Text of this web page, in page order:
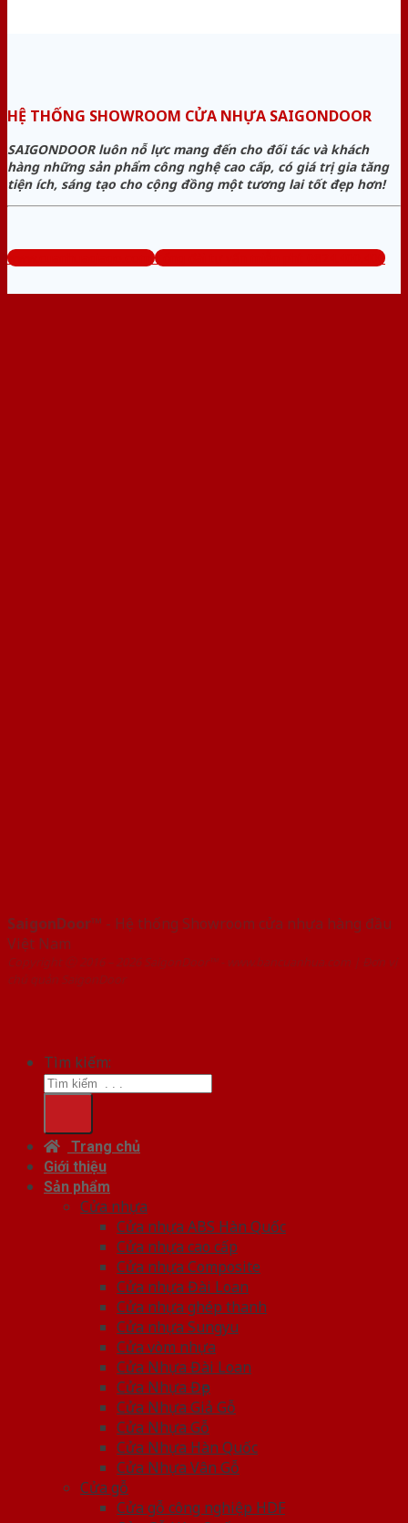
HỆ THỐNG SHOWROOM CỬA NHỰA SAIGONDOOR
SAIGONDOOR luôn nỗ lực mang đến cho đối tác và khách
hàng những sản phẩm công nghệ cao cấp, có giá trị gia tăng
tiện ích, sáng tạo cho cộng đồng một tương lai tốt đẹp hơn!
www.cuanhuagiago.com Tổng đài tư vấn miễn phí: 0824.400.400
SaigonDoor™ - Hệ thống Showroom cửa nhựa hàng đầu
Việt Nam
Copyright ⓒ 2016 – 2026 SaigonDoor™ - www.bancuanhua.com | Đơn vị
chủ quản SaigonDoor
Tìm kiếm:
Trang chủ
Giới thiệu
Sản phẩm
Cửa nhựa
Cửa nhựa ABS Hàn Quốc
Cửa nhựa cao cấp
Cửa nhựa Composite
Cửa nhựa Đài Loan
Cửa nhựa ghép thanh
Cửa nhựa Sungyu
Cửa vòm nhựa
Cửa Nhựa Đài Loan
Cửa Nhựa Đẹp
Cửa Nhựa Giả Gỗ
Cửa Nhựa Gỗ
Cửa Nhựa Hàn Quốc
Cửa Nhựa Vân Gỗ
Cửa gỗ
Cửa gỗ công nghiệp HDF